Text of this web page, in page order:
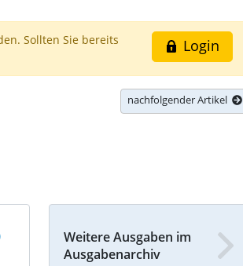
Login
Sollten Sie bereits
nachfolgender Artikel
Weitere Ausgaben im
Ausgabenarchiv